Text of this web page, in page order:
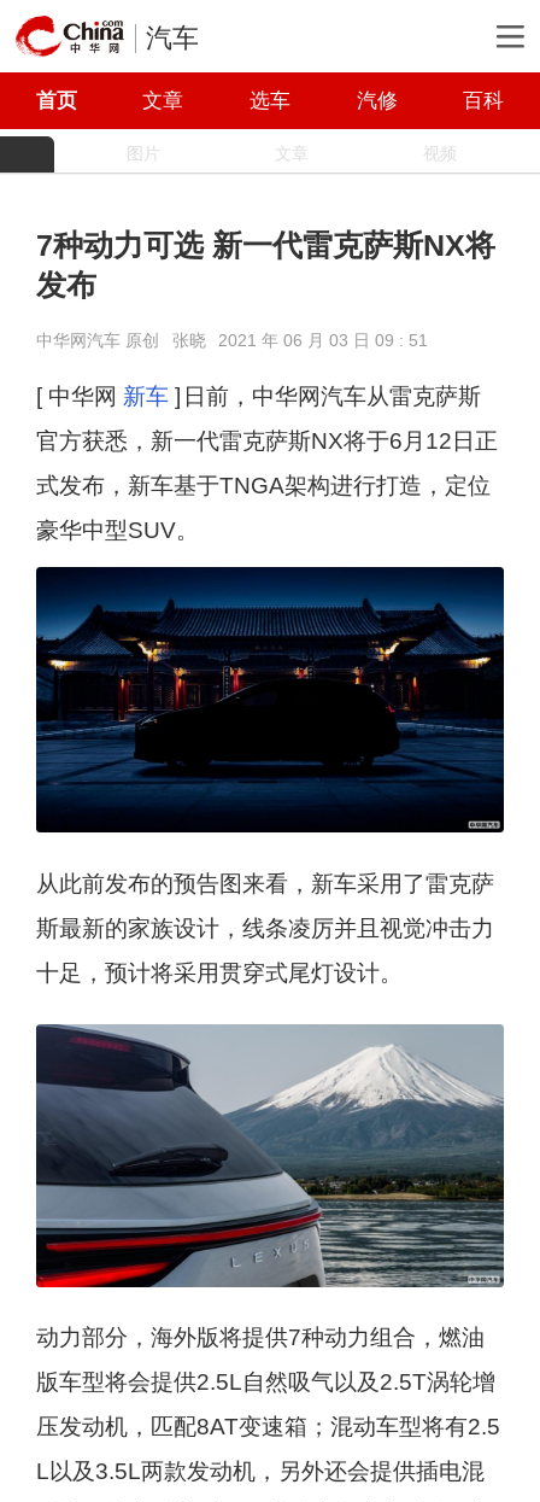
汽车
首页 文章 选车 汽修 百科
图片 文章 视频
7种动力可选 新一代雷克萨斯NX将
发布
中华网汽车 原创 张晓 2021 年 06 月 03 日 09 : 51
[ 中华网 新车] 日前，中华网汽车从雷克萨斯
官方获悉，新一代雷克萨斯NX将于6月12日正
式发布，新车基于TNGA架构进行打造，定位
豪华中型SUV。
从此前发布的预告图来看，新车采用了雷克萨
斯最新的家族设计，线条凌厉并且视觉冲击力
十足，预计将采用贯穿式尾灯设计。
动力部分，海外版将提供7种动力组合，燃油
版车型将会提供2.5L自然吸气以及2.5T涡轮增
压发动机，匹配8AT变速箱；混动车型将有2.5
L以及3.5L两款发动机，另外还会提供插电混